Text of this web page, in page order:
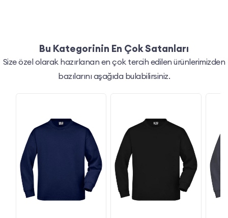
Bu Kategorinin En Çok Satanları
Size özel olarak hazırlanan en çok tercih edilen ürünlerimizden
bazılarını aşağıda bulabilirsiniz.